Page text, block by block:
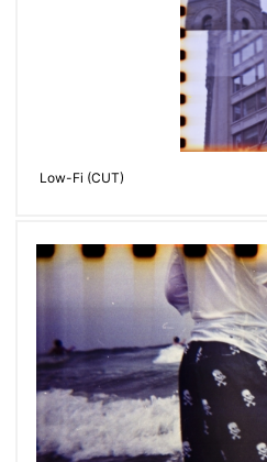
Low-Fi (CUT)